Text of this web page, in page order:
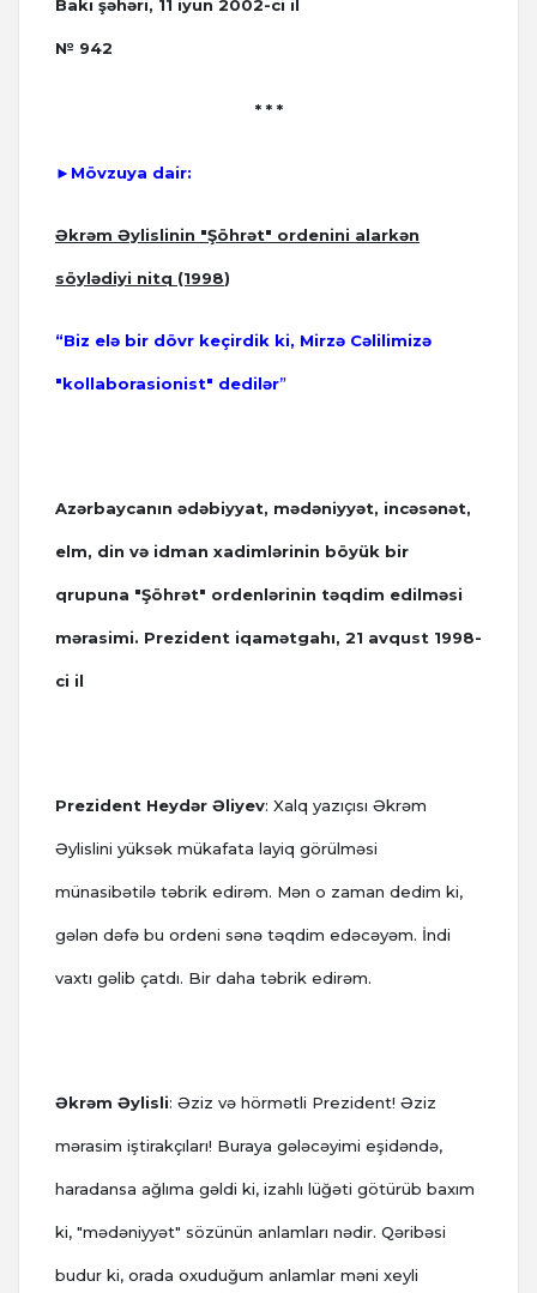
Bakı şəhəri, 11 iyun 2002-ci il
№ 942
* * *
►Mövzuya dair:
Əkrəm Əylislinin "Şöhrət" ordenini alarkən
söylədiyi nitq (1998)
“Biz elə bir dövr keçirdik ki, Mirzə Cəlilimizə
"kollaborasionist" dedilər”
Azərbaycanın ədəbiyyat, mədəniyyət, incəsənət,
elm, din və idman xadimlərinin böyük bir
qrupuna "Şöhrət" ordenlərinin təqdim edilməsi
mərasimi. Prezident iqamətgahı, 21 avqust 1998-
ci il
Prezident Heydər Əliyev: Xalq yazıçısı Əkrəm
Əylislini yüksək mükafata layiq görülməsi
münasibətilə təbrik edirəm. Mən o zaman dedim ki,
gələn dəfə bu ordeni sənə təqdim edəcəyəm. İndi
vaxtı gəlib çatdı. Bir daha təbrik edirəm.
Əkrəm Əylisli: Əziz və hörmətli Prezident! Əziz
mərasim iştirakçıları! Buraya gələcəyimi eşidəndə,
haradansa ağlıma gəldi ki, izahlı lüğəti götürüb baxım
ki, "mədəniyyət" sözünün anlamları nədir. Qəribəsi
budur ki, orada oxuduğum anlamlar məni xeyli